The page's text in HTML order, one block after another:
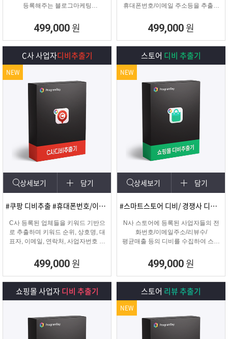
등록해주는 블로그마케팅
499,000 원
휴대폰번호/이메일 주소등을 추출해
499,000 원
C사 사업자디비추출기
상세보기 담기
#쿠팡 디비추출 #휴대폰번호/이메일
C사 등록된 업체들을 키워드 기반으
로 추출하며 키워드 순위, 상호명, 대
표자, 이메일, 연락처, 사업자번호 등
추출해주는 프로그램
499,000 원
NEW
스토어 디비 추출기
상세보기 담기
#스마트스토어 디비/ 경쟁사 디비 분석
N사 스토어에 등록된 사업자들의 전
화번호/이메일주소/리뷰수/
평균매출 등의 디비를 수집하여 스토
경쟁사 분석에 탁월한 프로그램입니
다.
499,000 원
NEW
쇼핑몰 사업자디비 추출기 스토어 리뷰 추출기
NEW